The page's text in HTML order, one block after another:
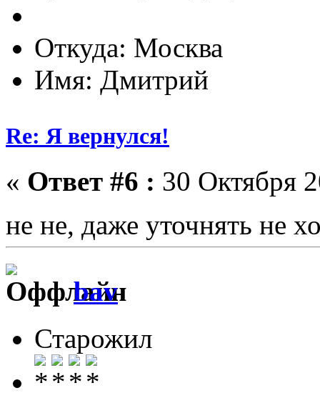
Откуда: Москва
Имя: Дмитрий
Re: Я вернулся!
« Ответ #6 : 30 Октября
не не, даже уточнять не
bav
Старожил